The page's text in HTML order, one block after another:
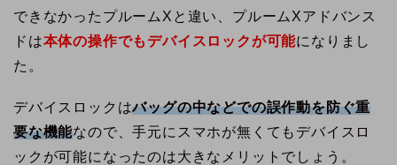
できなかったプルームXと違い、プルームXアドバンス
ドは本体の操作でもデバイスロックが可能になりまし
た。
デバイスロックはバッグの中などでの誤作動を防ぐ重
要な機能なので、手元にスマホが無くてもデバイスロ
ックが可能になったのは大きなメリットでしょう。